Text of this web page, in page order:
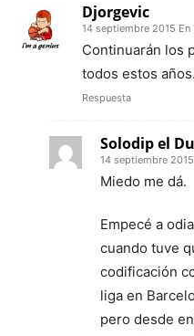
Djorgevic
14 septiembre 2015 En
Continuarán los
todos estos años.
Respuesta
Solodip el
14 septiembre
Miedo me dá.
Empecé a
cuando tuve
codificación
liga en
pero desde